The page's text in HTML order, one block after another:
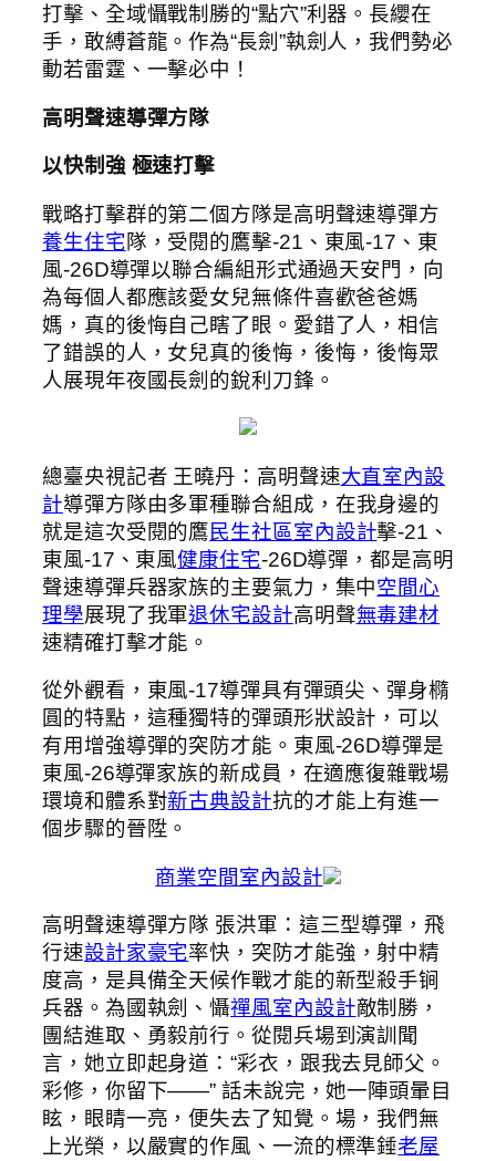
打擊、全域懾戰制勝的“點穴”利器。長纓在
手，敢縛蒼龍。作為“長劍”執劍人，我們勢必
動若雷霆、一擊必中！
高明聲速導彈方隊
以快制強 極速打擊
戰略打擊群的第二個方隊是高明聲速導彈方
養生住宅隊，受閱的鷹擊-21、東風-17、東
風-26D導彈以聯合編組形式通過天安門，向
為每個人都應該愛女兒無條件喜歡爸爸媽
媽，真的後悔自己瞎了眼。愛錯了人，相信
了錯誤的人，女兒真的後悔，後悔，後悔眾
人展現年夜國長劍的銳利刀鋒。
總臺央視記者 王曉丹：高明聲速大直室內設
計導彈方隊由多軍種聯合組成，在我身邊的
就是這次受閱的鷹民生社區室內設計擊-21、
東風-17、東風健康住宅-26D導彈，都是高明
聲速導彈兵器家族的主要氣力，集中空間心
理學展現了我軍退休宅設計高明聲無毒建材
速精確打擊才能。
從外觀看，東風-17導彈具有彈頭尖、彈身橢
圓的特點，這種獨特的彈頭形狀設計，可以
有用增強導彈的突防才能。東風-26D導彈是
東風-26導彈家族的新成員，在適應復雜戰場
環境和體系對新古典設計抗的才能上有進一
個步驟的晉陞。
商業空間室內設計
高明聲速導彈方隊 張洪軍：這三型導彈，飛
行速設計家豪宅率快，突防才能強，射中精
度高，是具備全天候作戰才能的新型殺手锏
兵器。為國執劍、懾禪風室內設計敵制勝，
團結進取、勇毅前行。從閱兵場到演訓聞
言，她立即起身道：“彩衣，跟我去見師父。
彩修，你留下——” 話未說完，她一陣頭暈目
眩，眼睛一亮，便失去了知覺。場，我們無
上光榮，以嚴實的作風、一流的標準錘老屋